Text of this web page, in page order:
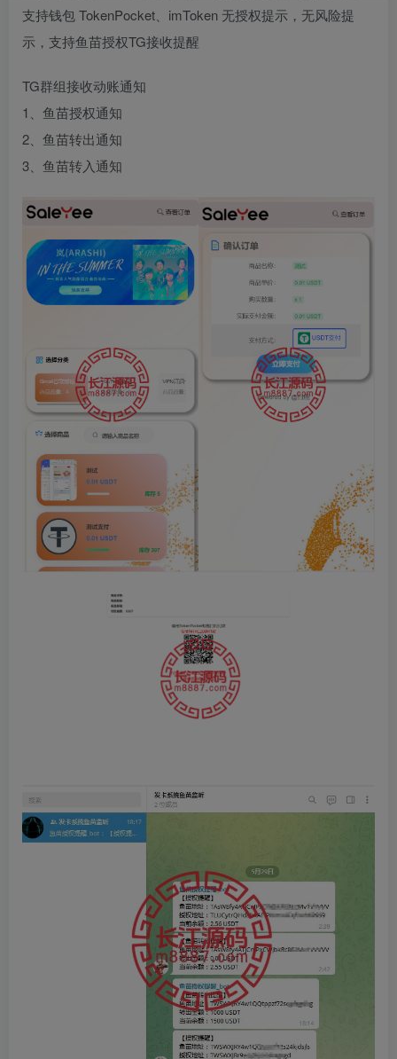
支持钱包 TokenPocket、imToken 无授权提示，无风险提
示，支持鱼苗授权TG接收提醒
TG群组接收动账通知
1、鱼苗授权通知
2、鱼苗转出通知
3、鱼苗转入通知